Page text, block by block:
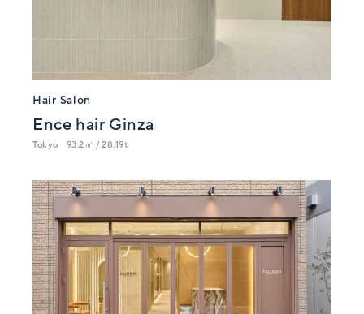
Hair Salon
Ence hair Ginza
Tokyo 93.2㎡ / 28.19t